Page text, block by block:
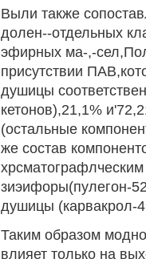
Выли также
долен--отдельных
эфирных ма-,-
присутствии
душицы
кетонов),21,1%
(остальные
же состав
зиэифоры(пулегон-
душицы (карвакрол-
Таким образом
влияет только на